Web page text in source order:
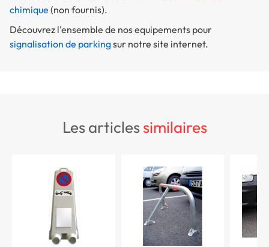
chimique (non fournis).
Découvrez l'ensemble de nos equipements pour
signalisation de parkingsur notre site internet.
les articlessimilaires